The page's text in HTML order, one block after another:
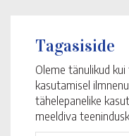
Tagasiside
Oleme tänulikud
kasutamisel
tähelepanelike
meeldiva